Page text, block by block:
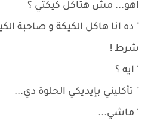
اهو... مش هتاكل كيكتي ؟
" ده انا هاكل الكيكة و صاحبة
شرط !
' ايه ؟
" تأكليني بإيديكي الحلوة دي...
' ماشي...